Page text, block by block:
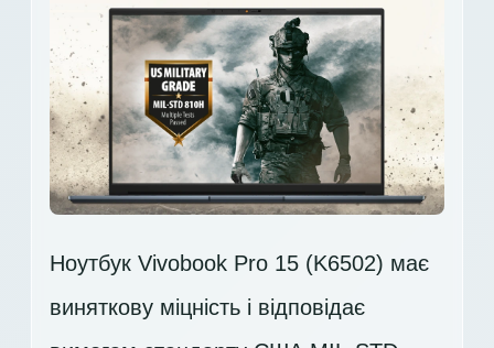
Ноутбук Vivobook Pro 15 (K6502) має
виняткову міцність і відповідає